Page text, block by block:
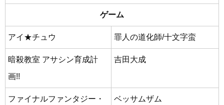
ゲーム
アイ★チュウ 罪人の道化師/十文字蛮
暗殺教室 アサシン育成計
画!!
吉田大成
ファイナルファンタジー・
ベッサムザム